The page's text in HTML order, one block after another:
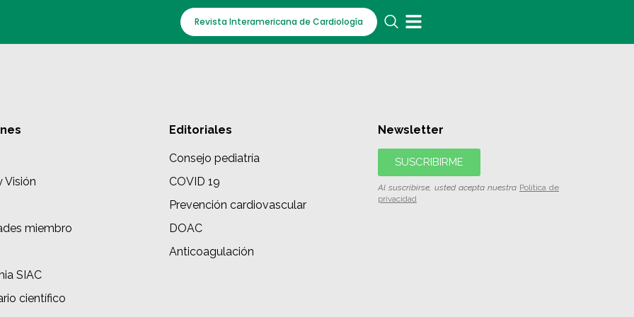
Revista Interamericana de Cardiología
Visión
miembro
SIAC
científico
Editoriales
Consejo pediatría
COVID 19
Prevención cardiovascular
DOAC
Anticoagulación
Newsletter
SUSCRIBIRME
Al suscribirse, usted acepta nuestra Política de
privacidad